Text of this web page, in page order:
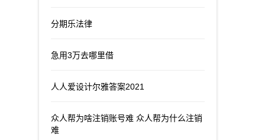
分期乐法律
急用3万去哪里借
人人爱设计尔雅答案2021
众人帮为啥注销账号难 众人帮为什么注销
难